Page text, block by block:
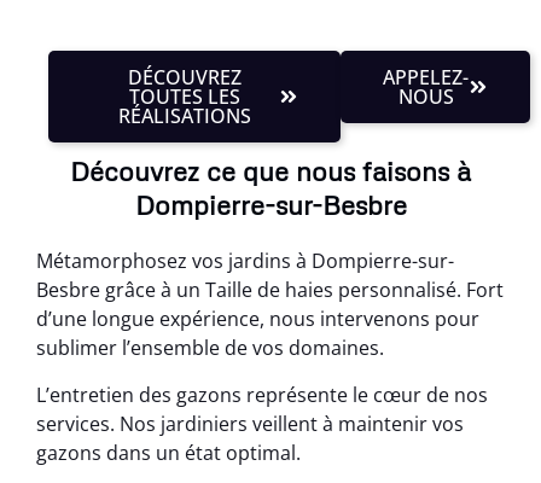
DÉCOUVREZ
TOUTES LES
RÉALISATIONS
APPELEZ-
NOUS
Découvrez ce que nous faisons à
Dompierre-sur-Besbre
Métamorphosez vos jardins à Dompierre-sur-
Besbre grâce à un Taille de haies personnalisé. Fort
d’une longue expérience, nous intervenons pour
sublimer l’ensemble de vos domaines.
L’entretien des gazons représente le cœur de nos
services. Nos jardiniers veillent à maintenir vos
gazons dans un état optimal.